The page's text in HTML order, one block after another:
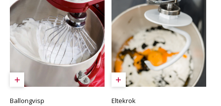
Ballongvisp Eltekrok